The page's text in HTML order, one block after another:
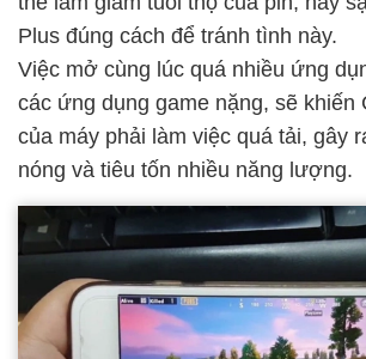
Plus đúng cách để tránh tình này.
Việc mở cùng lúc quá nhiều ứng
các ứng dụng game nặng, sẽ khiến
của máy phải làm việc quá tải, gây
nóng và tiêu tốn nhiều năng lượng.